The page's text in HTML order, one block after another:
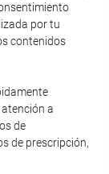
por tu
contenidos
a
de
de prescripción,